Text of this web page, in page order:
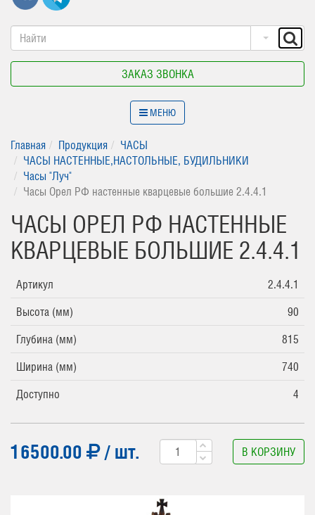
ЗАКАЗ ЗВОНКА
МЕНЮ
Главная Продукция
ЧАСЫ
ЧАСЫ НАСТЕННЫЕ,НАСТОЛЬНЫЕ, БУДИЛЬНИКИ
Часы "Луч"
Часы Орел РФ настенные кварцевые большие 2.4.4.1
ЧАСЫ ОРЕЛ РФ НАСТЕННЫЕ
КВАРЦЕВЫЕ БОЛЬШИЕ 2.4.4.1
Артикул
2.4.4.1
Высота (мм)
90
Глубина (мм)
815
Ширина (мм)
740
Доступно
4
16500.00 / шт. В КОРЗИНУ